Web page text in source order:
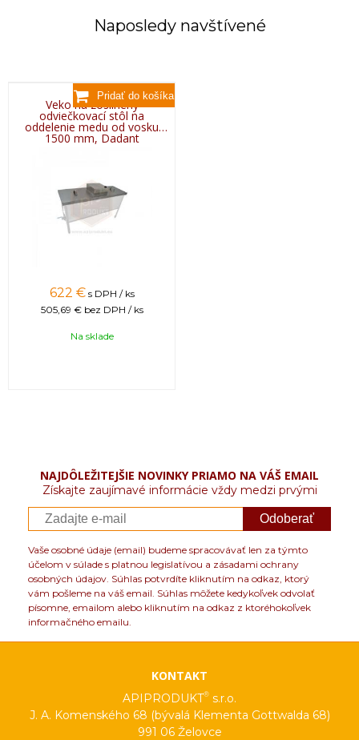
Naposledy navštívené
Veko na zosilnený
odviečkovací stôl na
oddelenie medu od vosku
1500 mm, Dadant
622 € s DPH / ks
505,69 € bez DPH / ks
Na sklade
NAJDÔLEŽITEJŠIE NOVINKY PRIAMO NA VÁŠ EMAIL
Získajte zaujímavé informácie vždy medzi prvými
Odoberať
Vaše osobné údaje (email) budeme spracovávať len za týmto
účelom v súlade s platnou legislatívou a zásadami ochrany
osobných údajov. Súhlas potvrdíte kliknutím na odkaz, ktorý
vám pošleme na váš email. Súhlas môžete kedykoľvek odvolať
písomne, emailom alebo kliknutím na odkaz z ktoréhokoľvek
informačného emailu.
KONTAKT
APIPRODUKT® s.r.o.
J. A. Komenského 68 (bývalá Klementa Gottwalda 68)
991 06 Želovce